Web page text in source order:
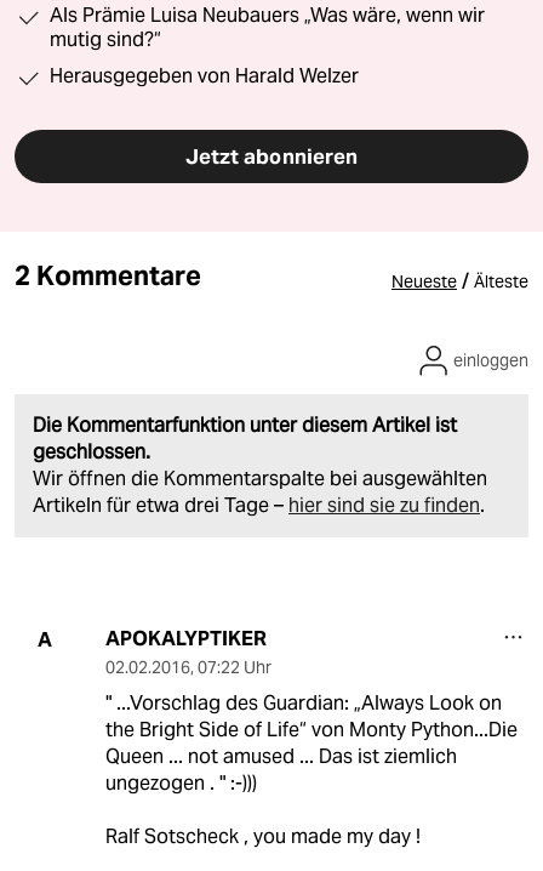
Als Prämie Luisa Neubauers „Was wäre, wenn wir
mutig sind?“
Herausgegeben von Harald Welzer
Jetzt abonnieren
2 Kommentare Neueste / Älteste
Die Kommentarfunktion unter diesem Artikel ist
geschlossen.
Wir öffnen die Kommentarspalte bei ausgewählten
Artikeln für etwa drei Tage – hier sind sie zu finden.
einloggen
A APOKALYPTIKER
02.02.2016, 07:22 Uhr
" ...Vorschlag des Guardian: „Always Look on
the Bright Side of Life“ von Monty Python...Die
Queen ... not amused ... Das ist ziemlich
ungezogen . " :-)))
Ralf Sotscheck , you made my day !